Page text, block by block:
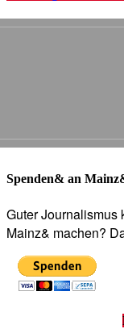
Spenden& an
Guter Journalismus
Mainz& machen?